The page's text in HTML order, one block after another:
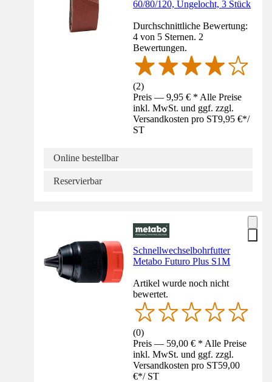
60/80/120, Ungelocht, 3 Stück
Durchschnittliche Bewertung:
4 von 5 Sternen. 2
Bewertungen.
(2)
Preis — 9,95 € * Alle Preise
inkl. MwSt. und ggf. zzgl.
Versandkosten pro ST9,95 €*/
ST
Online bestellbar
Reservierbar
Schnellwechselbohrfutter
Metabo Futuro Plus S1M
Artikel wurde noch nicht
bewertet.
(0)
Preis — 59,00 € * Alle Preise
inkl. MwSt. und ggf. zzgl.
Versandkosten pro ST59,00
€*/ ST